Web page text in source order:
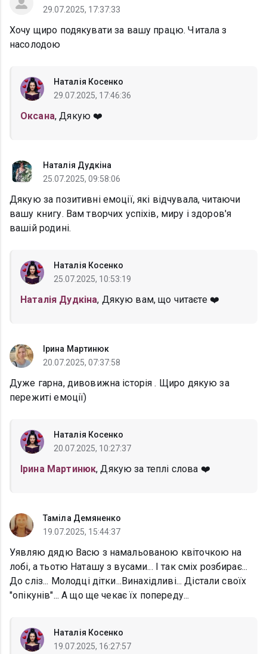
29.07.2025, 17:37:33
Хочу щиро подякувати за вашу працю. Читала з
насолодою
Наталія Косенко
29.07.2025, 17:46:36
Оксана, Дякую ❤️
Наталія Дудкіна
25.07.2025, 09:58:06
Дякую за позитивні емоції, які відчувала, читаючи
вашу книгу. Вам творчих успіхів, миру і здоров'я
вашій родині.
Наталія Косенко
25.07.2025, 10:53:19
Наталія Дудкіна, Дякую вам, що читаєте ❤️
Ірина Мартинюк
20.07.2025, 07:37:58
Дуже гарна, дивовижна історія . Щиро дякую за
пережиті емоції)
Наталія Косенко
20.07.2025, 10:27:37
Ірина Мартинюк, Дякую за теплі слова ❤️
Таміла Демяненко
19.07.2025, 15:44:37
Уявляю дядю Васю з намальованою квіточкою на
лобі, а тьотю Наташу з вусами... І так сміх розбирає...
До сліз... Молодці дітки...Винахідливі... Дістали своїх
"опікунів"... А що ще чекає їх попереду...
Наталія Косенко
19.07.2025, 16:27:57